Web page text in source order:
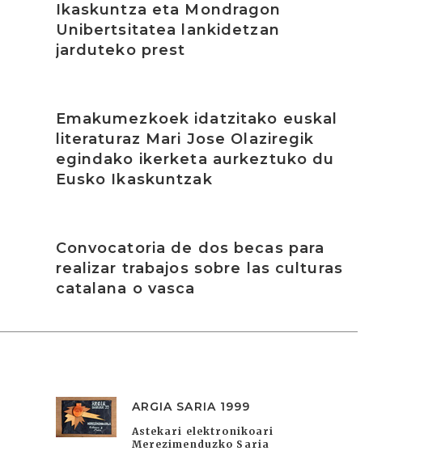
Ikaskuntza eta Mondragon
Unibertsitatea lankidetzan
jarduteko prest
Emakumezkoek idatzitako euskal
literaturaz Mari Jose Olaziregik
egindako ikerketa aurkeztuko du
Eusko Ikaskuntzak
Convocatoria de dos becas para
realizar trabajos sobre las culturas
catalana o vasca
ARGIA SARIA 1999
Astekari elektronikoari
Merezimenduzko Saria